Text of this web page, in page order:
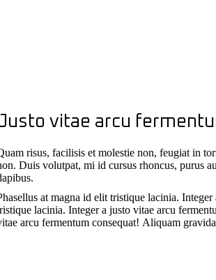
vitae arcu
risus, facilisis et molestie non, feugiat in
Duis volutpat, mi id cursus rhoncus, purus
at magna id elit tristique lacinia.
lacinia. Integer a justo vitae arcu
arcu fermentum consequat! Aliquam